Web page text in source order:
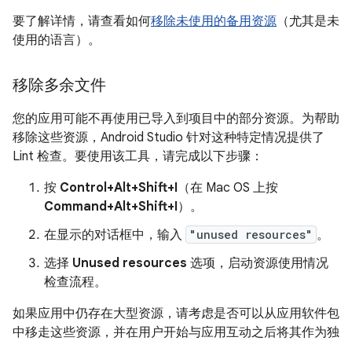
要了解详情，请查看如何移除未使用的备用资源 （尤其是未
使用的语言）。
移除多余文件
您的应用可能不再使用已导入到项目中的部分资源。为帮助
移除这些资源，Android Studio 针对这种特定情况提供了
Lint 检查。要使用该工具，请完成以下步骤：
按 Control+Alt+Shift+I （在 Mac OS 上按
Command+Alt+Shift+I）。
在显示的对话框中，输入
"unused resources" 。
选择 Unused resources 选项，启动资源使用情况
检查流程。
如果应用中仍存在大型资源，请考虑是否可以从应用软件包
中移走这些资源，并在用户开始与应用互动之后将其作为独